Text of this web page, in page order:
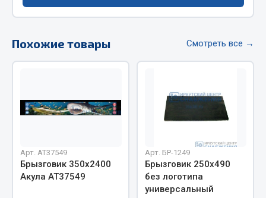
Режущий инструмент
Столярный инструмент
Похожие товары Смотреть все →
Арт. AT37549
Брызговик 350х2400
Акула АТ37549
Арт. БР-1249
Брызговик 250х490
без логотипа
универсальный